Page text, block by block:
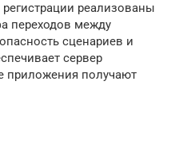
реализованы
переходов между
сценариев и
сервер
приложения получают